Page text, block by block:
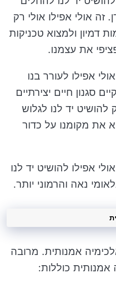
אולי אפילו אולי רק
דמיון ולמצוא טכניקות
את עצמנו.
אפילו לעורר בנו
סגנון חיים יצירתיים
להושיט יד לנו לגלוש
את מקומנו על כדור
אפילו להושיט יד לנו
נאה והרמוני יותר.
אמנותית. מרובה
כוללות: